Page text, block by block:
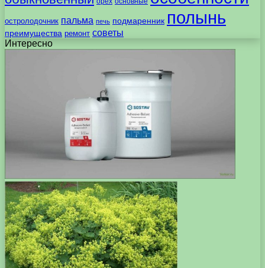
остролодочник пальма печь подмаренник полынь
преимущества ремонт советы
Интересно